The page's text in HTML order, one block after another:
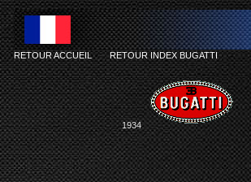
RETOUR ACCUEIL-RETOUR INDEX BUGATTI
1934